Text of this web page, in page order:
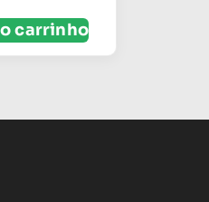
carrinho